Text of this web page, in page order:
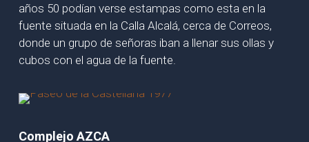
años 50 podían verse estampas como esta en la
fuente situada en la Calla Alcalá, cerca de Correos,
donde un grupo de señoras iban a llenar sus ollas y
cubos con el agua de la fuente.
Complejo AZCA